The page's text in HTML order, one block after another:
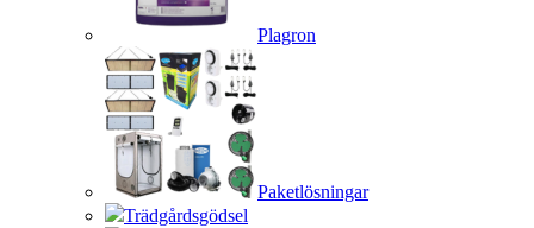
Plagron
Paketlösningar
Trädgårdsgödsel